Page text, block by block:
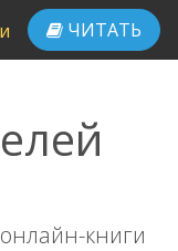
ЧИТАТЬ
книги